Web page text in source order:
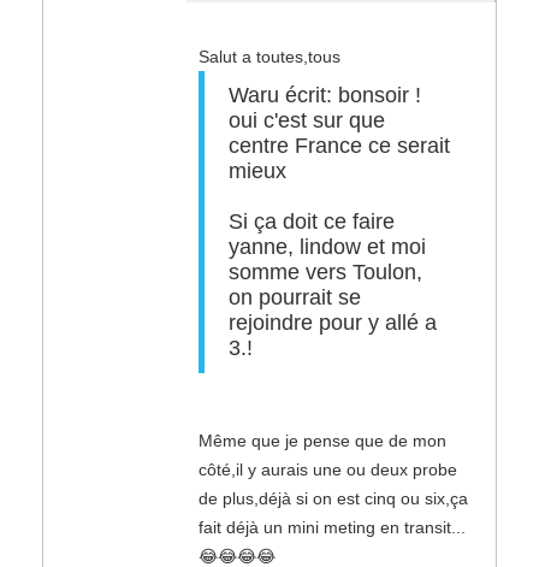
Salut a toutes,tous
Waru écrit: bonsoir !
oui c'est sur que
centre France ce serait
mieux
Si ça doit ce faire
yanne, lindow et moi
somme vers Toulon,
on pourrait se
rejoindre pour y allé a
3.!
Même que je pense que de mon
côté,il y aurais une ou deux probe
de plus,déjà si on est cinq ou six,ça
fait déjà un mini meting en transit...
😂😂😂😂